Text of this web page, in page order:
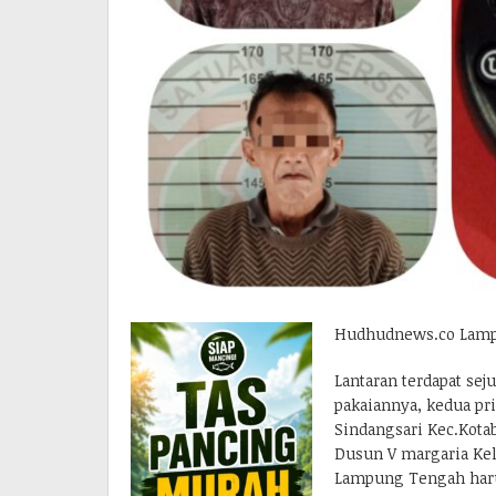
Hudhudnews.co
Lantaran terdapat
pakaiannya, kedua
Sindangsari
Dusun V margaria
Lampung Tengah